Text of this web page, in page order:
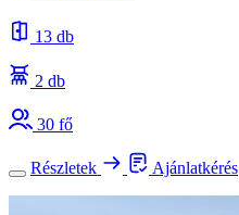
13 db
2 db
30 fő
Részletek Ajánlatkérés